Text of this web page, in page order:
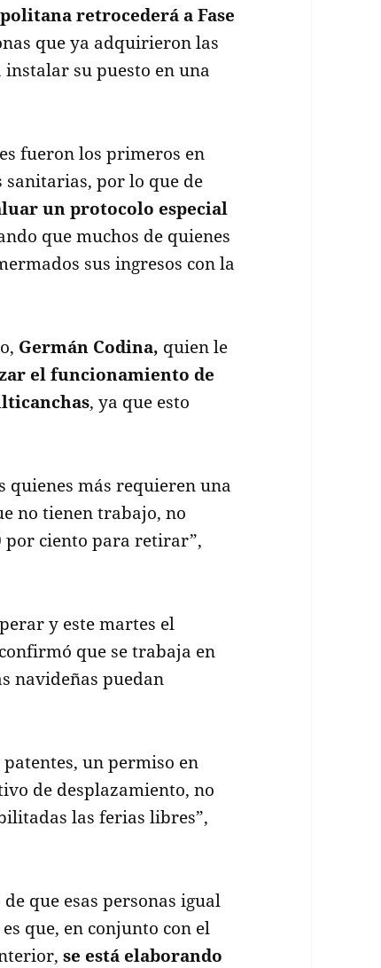
retrocederá a Fase
que ya adquirieron las
su puesto en una
fueron los primeros en
sanitarias, por lo que de
un protocolo especial
que muchos de quienes
sus ingresos con la
Germán Codina, quien le
el funcionamiento de
, ya que esto
quienes más requieren una
no tienen trabajo, no
por ciento para retirar”,
y este martes el
que se trabaja en
navideñas puedan
un permiso en
de desplazamiento, no
las ferias libres”,
que esas personas igual
que, en conjunto con el
se está elaborando